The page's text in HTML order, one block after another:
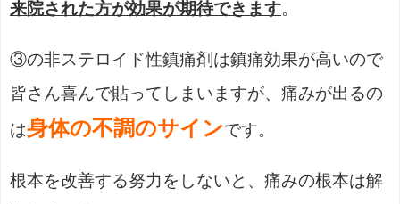
来院された方が効果が期待できます
③の非ステロイド性鎮痛剤は鎮痛効果が高いので
皆さん喜んで貼ってしまいますが、痛みが出るの
は身体の不調のサインです。
根本を改善する努力をしないと、痛みの根本は解